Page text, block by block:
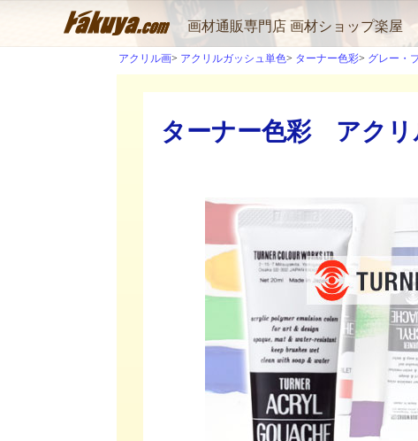
画材通販専門店 画材ショップ楽屋
アクリル画 アクリルガッシュ単色 ターナー色彩 グレー・
ターナー色彩 アクリ